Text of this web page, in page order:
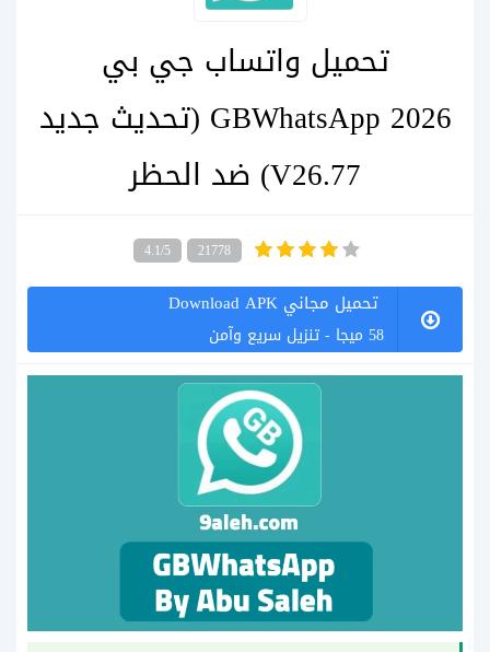
تحميل واتساب جي بي
GBWhatsApp 2026 (تحديث جديد
V26.77) ضد الحظر
4.1/5 21778
تحميل مجاني Download APK
58 ميجا - تنزيل سريع وآمن